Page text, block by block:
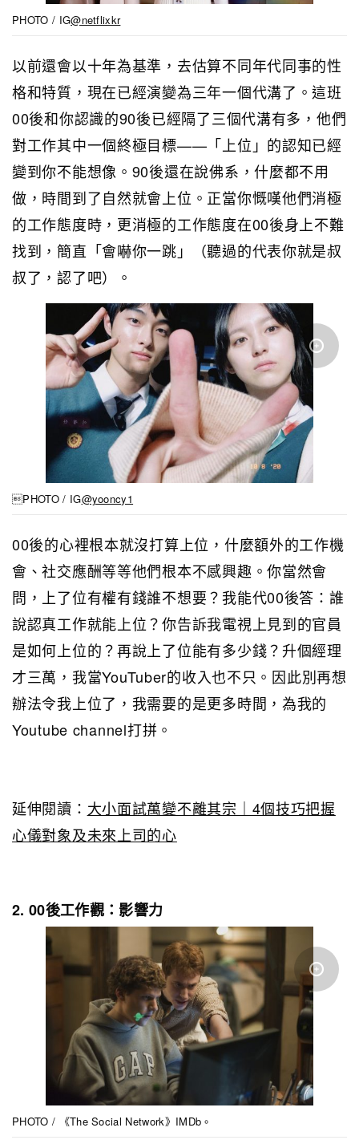
PHOTO / IG@netflixkr
以前還會以十年為基準，去估算不同年代同事的性
格和特質，現在已經演變為三年一個代溝了。這班
00後和你認識的90後已經隔了三個代溝有多，他們
對工作其中一個終極目標——「上位」的認知已經
變到你不能想像。90後還在說佛系，什麼都不用
做，時間到了自然就會上位。正當你慨嘆他們消極
的工作態度時，更消極的工作態度在00後身上不難
找到，簡直「會嚇你一跳」（聽過的代表你就是叔
叔了，認了吧）。
PHOTO / IG@yooncy1
00後的心裡根本就沒打算上位，什麼額外的工作機
會、社交應酬等等他們根本不感興趣。你當然會
問，上了位有權有錢誰不想要？我能代00後答：誰
說認真工作就能上位？你告訴我電視上見到的官員
是如何上位的？再說上了位能有多少錢？升個經理
才三萬，我當YouTuber的收入也不只。因此別再想
辦法令我上位了，我需要的是更多時間，為我的
Youtube channel打拼。
延伸閱讀： 大小面試萬變不離其宗｜4個技巧把握
心儀對象及未來上司的心
2. 00後工作觀：影響力
PHOTO / 《The Social Network》IMDb。